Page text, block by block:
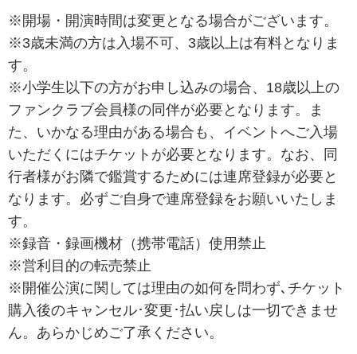
※開場・開演時間は変更となる場合がございます。
※3歳未満の方は入場不可、3歳以上は有料となりま
す。
※小学生以下の方がお申し込みの場合、18歳以上の
ファンクラブ会員様の同伴が必要となります。ま
た、いかなる理由がある場合も、イベントへご入場
いただくにはチケットが必要となります。なお、同
行者様がお隣で鑑賞するためには連席登録が必要と
なります。必ずご自身で連席登録をお願いいたしま
す。
※録音・録画機材（携帯電話）使用禁止
※営利目的の転売禁止
※開催公演に関しては理由の如何を問わず､チケット
購入後のキャンセル･変更･払い戻しは一切できませ
ん。あらかじめご了承ください。